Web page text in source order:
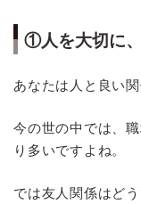
①人を大切に
あなたは人と良い
今の世の中では、
り多いですよね。
では友人関係はどう